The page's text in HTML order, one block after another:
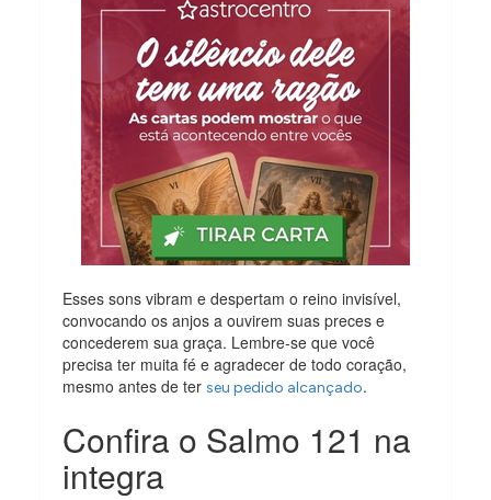
Esses sons vibram e despertam o reino invisível,
convocando os anjos a ouvirem suas preces e
concederem sua graça. Lembre-se que você
precisa ter muita fé e agradecer de todo coração,
mesmo antes de terseu pedido alcançado.
Confira o Salmo 121 na
integra